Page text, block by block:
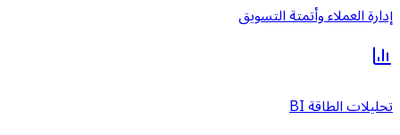
إدارة العملاء وأتمتة التسويق
تحليلات الطاقة BI